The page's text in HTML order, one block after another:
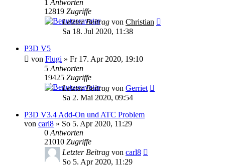
1 Antworten
12819 Zugriffe
Letzter Beitrag von Christian
Sa 18. Jul 2020, 11:38
P3D V5
von Flugi » Fr 17. Apr 2020, 19:10
5 Antworten
19425 Zugriffe
Letzter Beitrag von Gerriet
Sa 2. Mai 2020, 09:54
P3D V3.4 Add-On und ATC Problem
von carl8 » So 5. Apr 2020, 11:29
0 Antworten
21010 Zugriffe
Letzter Beitrag von carl8
So 5. Apr 2020, 11:29